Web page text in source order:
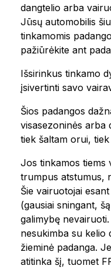
dangtelio arba
Jūsų automobilis
tinkamomis
pažiūrėkite ant
Išsirinkus tinkamo
įsivertinti savo
Šios padangos
visasezoninės arba
tiek šaltam orui, tiek
Jos tinkamos tiems
trumpus atstumus,
Šie vairuotojai
(gausiai sningant,
galimybę
nesukimba su kelio
žieminė padanga.
atitinka šį, tuomet